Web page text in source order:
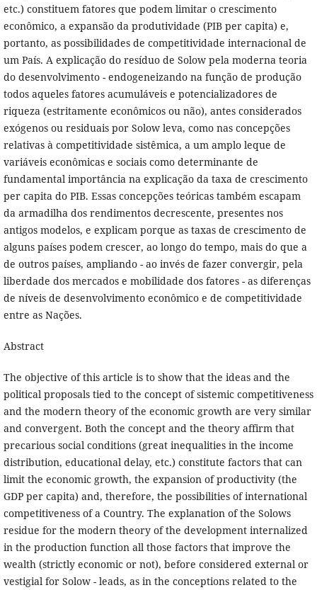
etc.) constituem fatores que podem limitar o crescimento
econômico, a expansão da produtividade (PIB per capita) e,
portanto, as possibilidades de competitividade internacional de
um País. A explicação do resíduo de Solow pela moderna teoria
do desenvolvimento - endogeneizando na função de produção
todos aqueles fatores acumuláveis e potencializadores de
riqueza (estritamente econômicos ou não), antes considerados
exógenos ou residuais por Solow leva, como nas concepções
relativas à competitividade sistêmica, a um amplo leque de
variáveis econômicas e sociais como determinante de
fundamental importância na explicação da taxa de crescimento
per capita do PIB. Essas concepções teóricas também escapam
da armadilha dos rendimentos decrescente, presentes nos
antigos modelos, e explicam porque as taxas de crescimento de
alguns países podem crescer, ao longo do tempo, mais do que a
de outros países, ampliando - ao invés de fazer convergir, pela
liberdade dos mercados e mobilidade dos fatores - as diferenças
de níveis de desenvolvimento econômico e de competitividade
entre as Nações.
Abstract
The objective of this article is to show that the ideas and the
political proposals tied to the concept of sistemic competitiveness
and the modern theory of the economic growth are very similar
and convergent. Both the concept and the theory affirm that
precarious social conditions (great inequalities in the income
distribution, educational delay, etc.) constitute factors that can
limit the economic growth, the expansion of productivity (the
GDP per capita) and, therefore, the possibilities of international
competitiveness of a Country. The explanation of the Solows
residue for the modern theory of the development internalized
in the production function all those factors that improve the
wealth (strictly economic or not), before considered external or
vestigial for Solow - leads, as in the conceptions related to the